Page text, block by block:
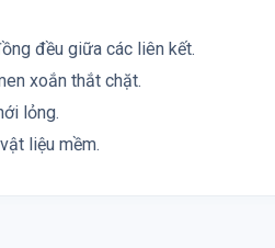
đều giữa các liên kết.
xoắn thắt chặt.
lỏng.
liệu mềm.